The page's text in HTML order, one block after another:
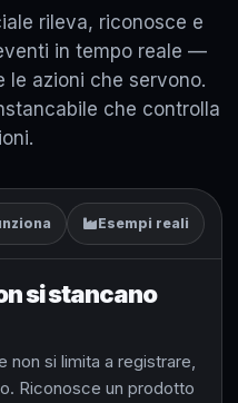
rileva, riconosce e
in tempo reale —
le azioni che servono.
che controlla
Esempi reali
si stancano
non si limita a registrare,
Riconosce un prodotto